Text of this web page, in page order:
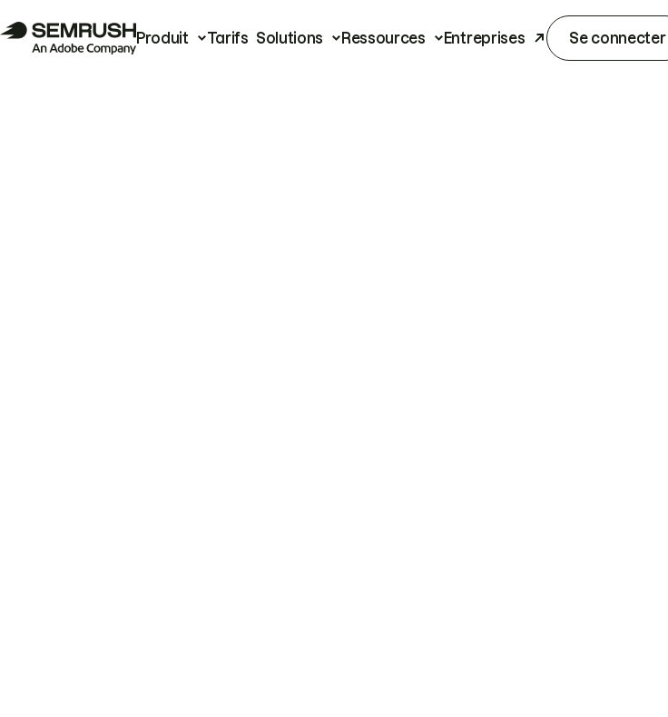
Produit Tarifs Solutions Ressources Entreprises Se connecter